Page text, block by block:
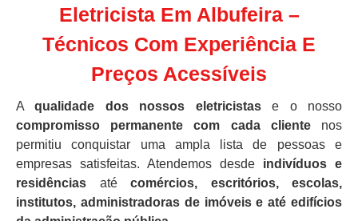
Eletricista Em Albufeira –
Técnicos Com Experiência E
Preços Acessíveis
Aqualidade dos nossos eletricistase o nosso
compromisso permanente com cada clientenos
permitiu conquistar uma ampla lista de pessoas e
empresas satisfeitas. Atendemos desde indivíduos e
residências até comércios, escritórios, escolas,
institutos, administradoras de imóveis e até edifícios